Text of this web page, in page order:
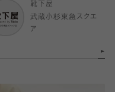
靴下屋
武蔵小杉東急スクエ
ア